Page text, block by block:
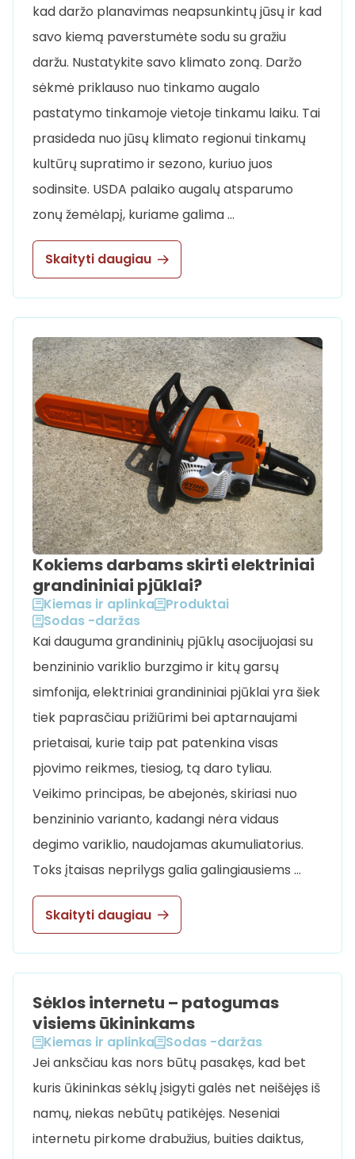
kad daržo planavimas neapsunkintų jūsų ir kad
savo kiemą paverstumėte sodu su gražiu
daržu. Nustatykite savo klimato zoną. Daržo
sėkmė priklauso nuo tinkamo augalo
pastatymo tinkamoje vietoje tinkamu laiku. Tai
prasideda nuo jūsų klimato regionui tinkamų
kultūrų supratimo ir sezono, kuriuo juos
sodinsite. USDA palaiko augalų atsparumo
zonų žemėlapį, kuriame galima …
Skaityti daugiau
Kokiems darbams skirti elektriniai
grandininiai pjūklai?
Kiemas ir aplinka
Produktai
Sodas -daržas
Kai dauguma grandininių pjūklų asocijuojasi su
benzininio variklio burzgimo ir kitų garsų
simfonija, elektriniai grandininiai pjūklai yra šiek
tiek paprasčiau prižiūrimi bei aptarnaujami
prietaisai, kurie taip pat patenkina visas
pjovimo reikmes, tiesiog, tą daro tyliau.
Veikimo principas, be abejonės, skiriasi nuo
benzininio varianto, kadangi nėra vidaus
degimo variklio, naudojamas akumuliatorius.
Toks įtaisas neprilygs galia galingiausiems …
Skaityti daugiau
Sėklos internetu – patogumas
visiems ūkininkams
Kiemas ir aplinka
Sodas -daržas
Jei anksčiau kas nors būtų pasakęs, kad bet
kuris ūkininkas sėklų įsigyti galės net neišėjęs iš
namų, niekas nebūtų patikėjęs. Neseniai
internetu pirkome drabužius, buities daiktus,